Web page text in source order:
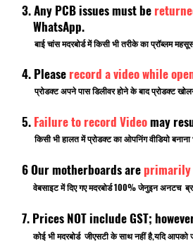
3. Any PCB issues must be
WhatsApp.
बाई चांस मदरबोर्ड में किसी भी तरीके का प्रॉब्लम
4. Please record a video while
प्रोडक्ट अपने पास डिलीवर होने के बाद प्रोडक्ट
5. Failure to record Videomay
किसी भी हालत में प्रोडक्ट का ओपनिंग वीडियो बनाना
6 Our motherboards areprimarily
वेबसाइट में दिए गए मदरबोर्ड 100% जेनुइन अनटच
7. Prices NOT include GST;
कोई भी मदरबोर्ड जीएसटी के साथ नहीं है,यदि